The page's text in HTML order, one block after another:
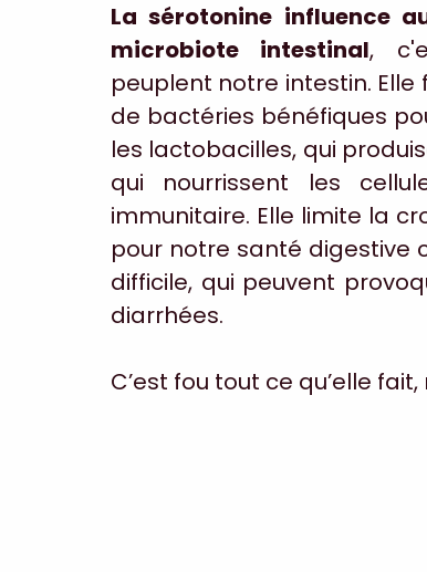
La sérotonine influence
microbiote intestinal,
peuplent notre intestin.
de bactéries bénéfiques
les lactobacilles, qui
qui nourrissent les
immunitaire. Elle limite la
pour notre santé digestive
difficile, qui peuvent
diarrhées.
C’est fou tout ce qu’elle